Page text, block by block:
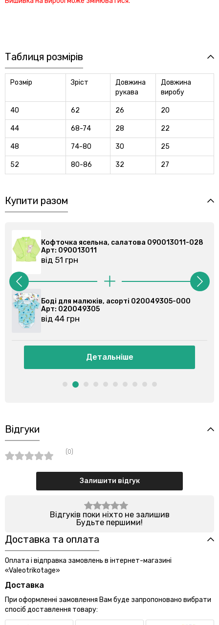
Таблиця розмірів
Розмір Зріст
Довжина
рукава
Довжина
виробу
40 62 26 20
44 68-74 28 22
48 74-80 30 25
52 80-86 32 27
Купити разом
Кофточка ясельна, салатова 090013011-028
Арт: 090013011
від 51 грн
Боді для малюків, асорті 020049305-000
Арт: 020049305
від 44 грн
Детальніше
Відгуки
(0)
Залишити відгук
Відгуків поки ніхто не залишив
Будьте першими!
Доставка та оплата
Оплата і відправка замовлень в інтернет-магазині
«Valeotrikotage»
Доставка
При оформленні замовлення Вам буде запропоновано вибрати
спосіб доставлення товару: